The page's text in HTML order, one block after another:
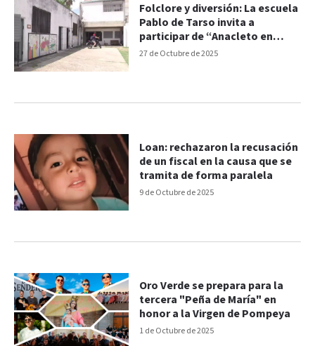
27 de Octubre de 2025
Folclore y diversión: La escuela
Pablo de Tarso invita a
participar de “Anacleto en
Peña”
9 de Octubre de 2025
Loan: rechazaron la recusación
de un fiscal en la causa que se
tramita de forma paralela
1 de Octubre de 2025
Oro Verde se prepara para la
tercera "Peña de María" en
honor a la Virgen de Pompeya